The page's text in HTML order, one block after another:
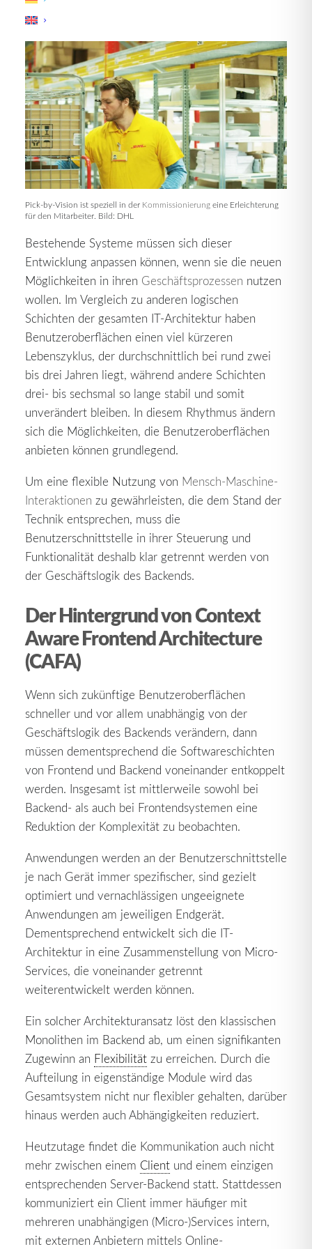
ändern.
Pick-by-Vision ist speziell in der Kommissionierungeine Erleichterung
für den Mitarbeiter. Bild: DHL
Bestehende Systeme müssen sich dieser
Entwicklung anpassen können, wenn sie die neuen
Möglichkeiten in ihren Geschäftsprozessen nutzen
wollen. Im Vergleich zu anderen logischen
Schichten der gesamten IT-Architektur haben
Benutzeroberflächen einen viel kürzeren
Lebenszyklus, der durchschnittlich bei rund zwei
bis drei Jahren liegt, während andere Schichten
drei- bis sechsmal so lange stabil und somit
unverändert bleiben. In diesem Rhythmus ändern
sich die Möglichkeiten, die Benutzeroberflächen
anbieten können grundlegend.
Um eine flexible Nutzung von Mensch-Maschine-
Interaktionen zu gewährleisten, die dem Stand der
Technik entsprechen, muss die
Benutzerschnittstelle in ihrer Steuerung und
Funktionalität deshalb klar getrennt werden von
der Geschäftslogik des Backends.
Der Hintergrund von Context
Aware Frontend Architecture
(CAFA)
Wenn sich zukünftige Benutzeroberflächen
schneller und vor allem unabhängig von der
Geschäftslogik des Backends verändern, dann
müssen dementsprechend die Softwareschichten
von Frontend und Backend voneinander entkoppelt
werden. Insgesamt ist mittlerweile sowohl bei
Backend- als auch bei Frontendsystemen eine
Reduktion der Komplexität zu beobachten.
Anwendungen werden an der Benutzerschnittstelle
je nach Gerät immer spezifischer, sind gezielt
optimiert und vernachlässigen ungeeignete
Anwendungen am jeweiligen Endgerät.
Dementsprechend entwickelt sich die IT-
Architektur in eine Zusammenstellung von Micro-
Services, die voneinander getrennt
weiterentwickelt werden können.
Ein solcher Architekturansatz löst den klassischen
Monolithen im Backend ab, um einen signifikanten
Zugewinn an Flexibilität zu erreichen. Durch die
Aufteilung in eigenständige Module wird das
Gesamtsystem nicht nur flexibler gehalten, darüber
hinaus werden auch Abhängigkeiten reduziert.
Heutzutage findet die Kommunikation auch nicht
mehr zwischen einem Client und einem einzigen
entsprechenden Server-Backend statt. Stattdessen
kommuniziert ein Client immer häufiger mit
mehreren unabhängigen (Micro-)Services intern,
mit externen Anbietern mittels Online-